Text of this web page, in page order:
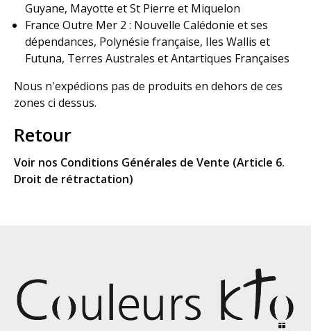
Guyane, Mayotte et St Pierre et Miquelon
France Outre Mer 2 : Nouvelle Calédonie et ses
dépendances, Polynésie française, Iles Wallis et
Futuna, Terres Australes et Antartiques Françaises
Nous n'expédions pas de produits en dehors de ces
zones ci dessus.
Retour
Voir nos Conditions Générales de Vente (Article 6.
Droit de rétractation)